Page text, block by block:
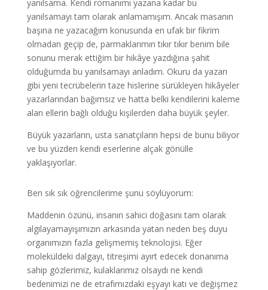
yanılsama. Kendi romanımı yazana kadar bu
yanılsamayı tam olarak anlamamışım. Ancak masanın
başına ne yazacağım konusunda en ufak bir fikrim
olmadan geçip de, parmaklarımın tıkır tıkır benim bile
sonunu merak ettiğim bir hikâye yazdığına şahit
olduğumda bu yanılsamayı anladım. Okuru da yazarı
gibi yeni tecrübelerin taze hislerine sürükleyen hikâyeler
yazarlarından bağımsız ve hatta belki kendilerini kaleme
alan ellerin bağlı olduğu kişilerden daha büyük şeyler.
Büyük yazarların, usta sanatçıların hepsi de bunu biliyor
ve bu yüzden kendi eserlerine alçak gönülle
yaklaşıyorlar.
Ben sık sık öğrencilerime şunu söylüyorum:
Maddenin özünü, insanın sahici doğasını tam olarak
algılayamayışımızın arkasında yatan neden beş duyu
organımızın fazla gelişmemiş teknolojisi. Eğer
moleküldeki dalgayı, titreşimi ayırt edecek donanıma
sahip gözlerimiz, kulaklarımız olsaydı ne kendi
bedenimizi ne de etrafımızdaki eşyayı katı ve değişmez